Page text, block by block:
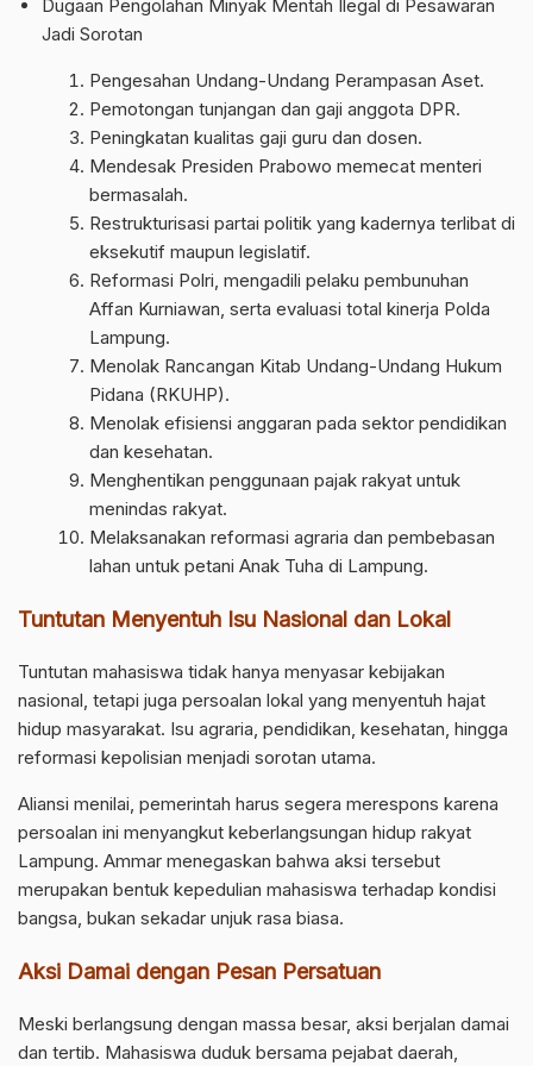
Dugaan Pengolahan Minyak Mentah Ilegal di Pesawaran
Jadi Sorotan
Pengesahan Undang-Undang Perampasan Aset.
Pemotongan tunjangan dan gaji anggota DPR.
Peningkatan kualitas gaji guru dan dosen.
Mendesak Presiden Prabowo memecat menteri
bermasalah.
Restrukturisasi partai politik yang kadernya terlibat di
eksekutif maupun legislatif.
Reformasi Polri, mengadili pelaku pembunuhan
Affan Kurniawan, serta evaluasi total kinerja Polda
Lampung.
Menolak Rancangan Kitab Undang-Undang Hukum
Pidana (RKUHP).
Menolak efisiensi anggaran pada sektor pendidikan
dan kesehatan.
Menghentikan penggunaan pajak rakyat untuk
menindas rakyat.
Melaksanakan reformasi agraria dan pembebasan
lahan untuk petani Anak Tuha di Lampung.
Tuntutan Menyentuh Isu Nasional dan Lokal
Tuntutan mahasiswa tidak hanya menyasar kebijakan
nasional, tetapi juga persoalan lokal yang menyentuh hajat
hidup masyarakat. Isu agraria, pendidikan, kesehatan, hingga
reformasi kepolisian menjadi sorotan utama.
Aliansi menilai, pemerintah harus segera merespons karena
persoalan ini menyangkut keberlangsungan hidup rakyat
Lampung. Ammar menegaskan bahwa aksi tersebut
merupakan bentuk kepedulian mahasiswa terhadap kondisi
bangsa, bukan sekadar unjuk rasa biasa.
Aksi Damai dengan Pesan Persatuan
Meski berlangsung dengan massa besar, aksi berjalan damai
dan tertib. Mahasiswa duduk bersama pejabat daerah,